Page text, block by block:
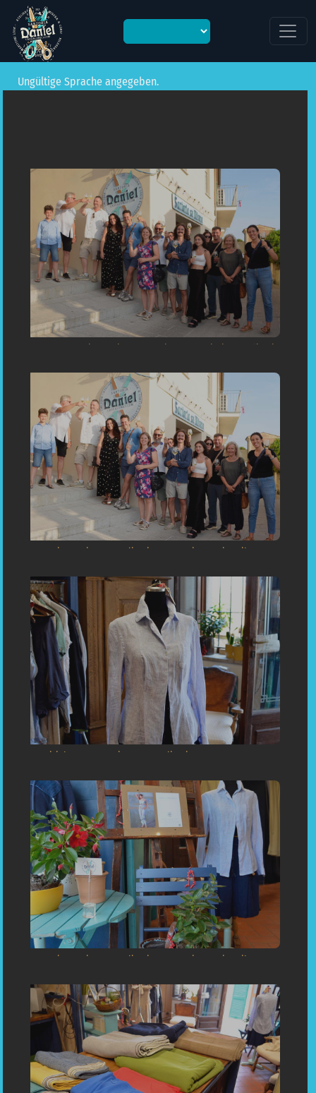
Sprache angegeben oder Sprache nicht gesetzt. en
Ungültige Sprache angegeben.
un’atmosfera entusiasta: “La collezione Rilassate e il vino
Frizzante”!»
«Sartoria Su Misura Capoliveri Inaugurazione - Einweihung:
(Porto Azzurro, Portoferraio) Inauguration: Bespoken Tailoring
in Capoliveri, Porto Azzurro, Portoferraio Elba Toscani Italy »
«Vestiti da sposa su misura a Capoliveri, Porto Azzurro,
«Sartoria Su Misura Capoliveri Inaugurazione - Einweihung:
(Porto Azzurro, Portoferraio) Inauguration: Bespoken Tailoring
in Capoliveri, Porto Azzurro, Portoferraio Elba Toscani Italy »